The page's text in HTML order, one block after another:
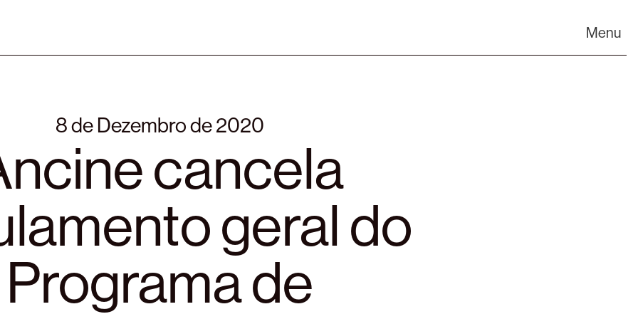
Menu
8 de Dezembro de 2020
cancela
geral do
Programa de